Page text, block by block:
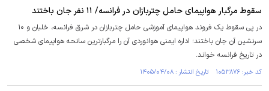
سقوط مرگبار هواپیمای حامل چتربازان در فرانسه/ ۱۱ نفر جان باختند
در پی سقوط یک فروند هواپیمای آموزشی حامل چتربازان در شرق فرانسه، خلبان و ۱۰
سرنشین آن جان باختند؛ اداره ایمنی هوانوردی آن را مرگبارترین سانحه هواپیمای شخصی
در تاریخ فرانسه خواند.
کد خبر: ۱۰۵۳۸۷۶ تاریخ انتشار : ۱۴۰۵/۰۴/۰۸